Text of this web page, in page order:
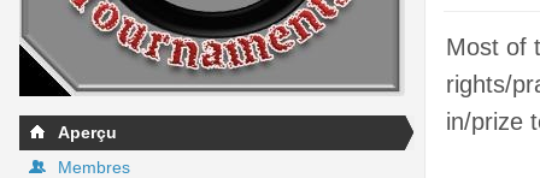
Aperçu
Membres
Most of
rights/
in/prize